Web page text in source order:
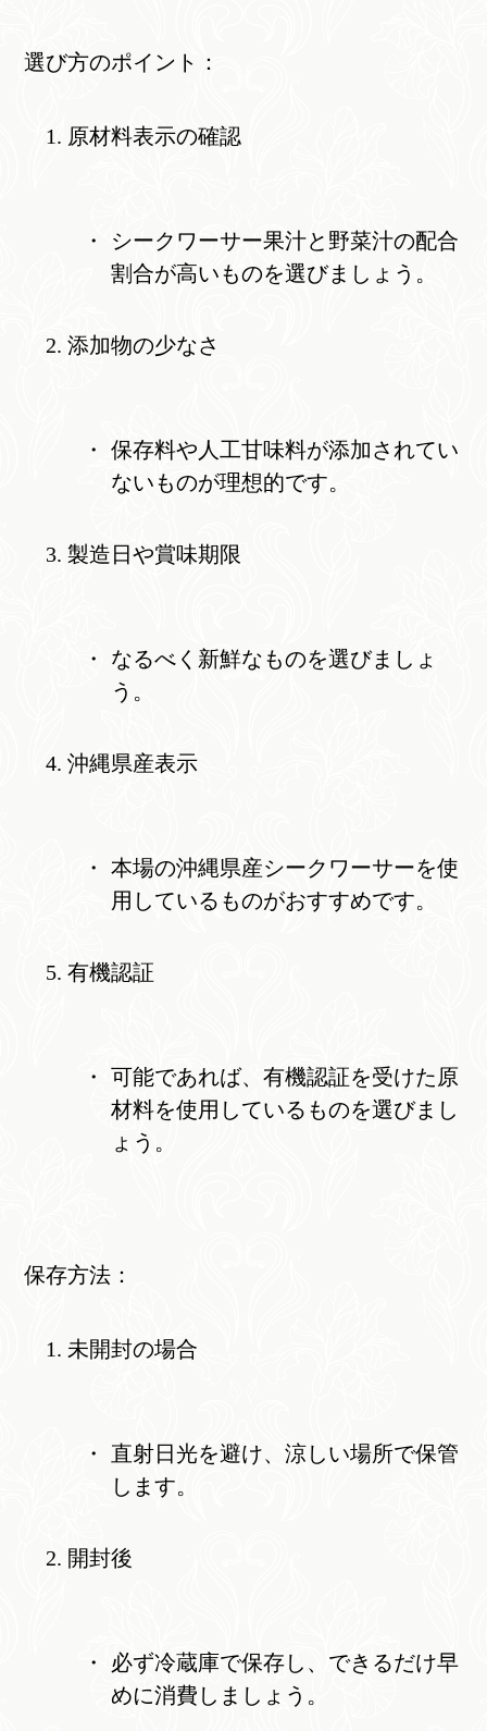
選び方のポイント：
原材料表示の確認
シークワーサー果汁と野菜汁の配合
割合が高いものを選びましょう。
添加物の少なさ
保存料や人工甘味料が添加されてい
ないものが理想的です。
製造日や賞味期限
なるべく新鮮なものを選びましょ
う。
沖縄県産表示
本場の沖縄県産シークワーサーを使
用しているものがおすすめです。
有機認証
可能であれば、有機認証を受けた原
材料を使用しているものを選びまし
ょう。
保存方法：
未開封の場合
直射日光を避け、涼しい場所で保管
します。
開封後
必ず冷蔵庫で保存し、できるだけ早
めに消費しましょう。